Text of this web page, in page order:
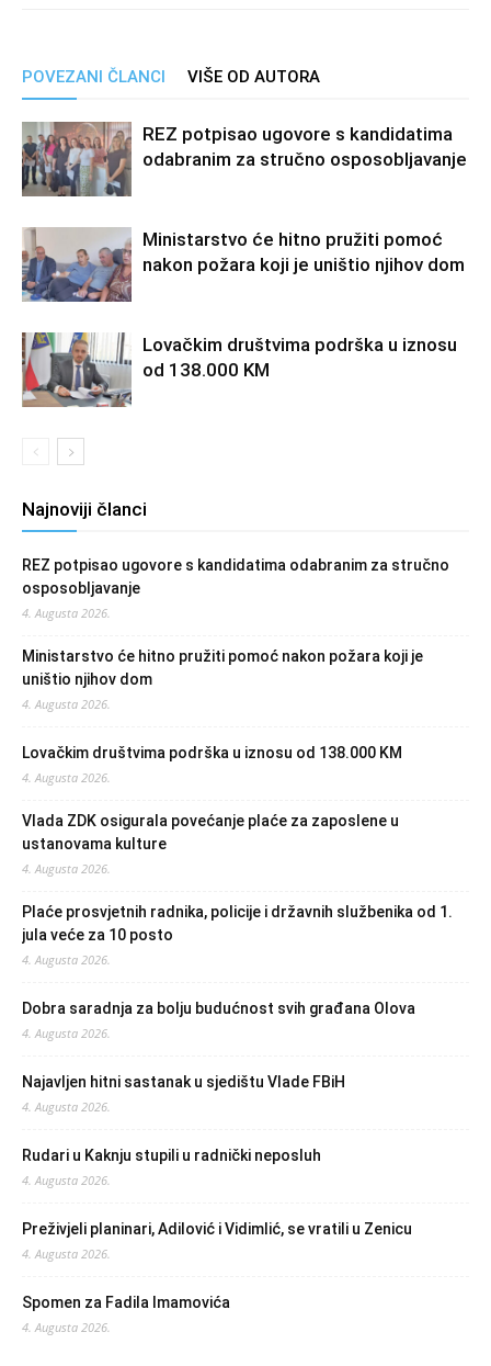
POVEZANI ČLANCI VIŠE OD AUTORA
REZ potpisao ugovore s kandidatima
odabranim za stručno osposobljavanje
Ministarstvo će hitno pružiti pomoć
nakon požara koji je uništio njihov dom
Lovačkim društvima podrška u iznosu
od 138.000 KM
Najnoviji članci
REZ potpisao ugovore s kandidatima odabranim za stručno
osposobljavanje
4. Augusta 2026.
Ministarstvo će hitno pružiti pomoć nakon požara koji je
uništio njihov dom
4. Augusta 2026.
Lovačkim društvima podrška u iznosu od 138.000 KM
4. Augusta 2026.
Vlada ZDK osigurala povećanje plaće za zaposlene u
ustanovama kulture
4. Augusta 2026.
Plaće prosvjetnih radnika, policije i državnih službenika od 1.
jula veće za 10 posto
4. Augusta 2026.
Dobra saradnja za bolju budućnost svih građana Olova
4. Augusta 2026.
Najavljen hitni sastanak u sjedištu Vlade FBiH
4. Augusta 2026.
Rudari u Kaknju stupili u radnički neposluh
4. Augusta 2026.
Preživjeli planinari, Adilović i Vidimlić, se vratili u Zenicu
4. Augusta 2026.
Spomen za Fadila Imamovića
4. Augusta 2026.